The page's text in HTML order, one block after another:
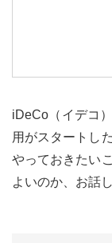
iDeCo（イデコ
用がスタートし
やっておきたい
よいのか、お話